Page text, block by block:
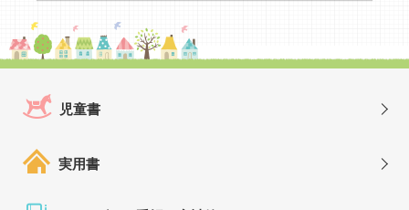
児童書
実用書